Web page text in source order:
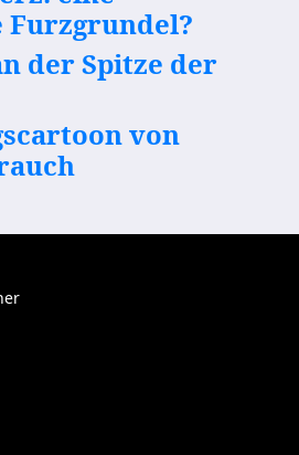
der Spitze der
von